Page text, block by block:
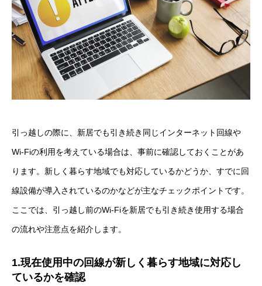
引っ越しの際に、新居でも引き続き同じインターネット回線や
Wi-Fiの利用を考えている場合は、事前に確認しておくことがあ
ります。新しく暮らす地域でも対応しているかどうか、すでに回
線設備が導入されているのかなどが主なチェックポイントです。
ここでは、引っ越し前のWi-Fiを新居でも引き続き使用する場合
の流れや注意点を紹介します。
1.現在使用中の回線が新しく暮らす地域に対応し
ているかを確認